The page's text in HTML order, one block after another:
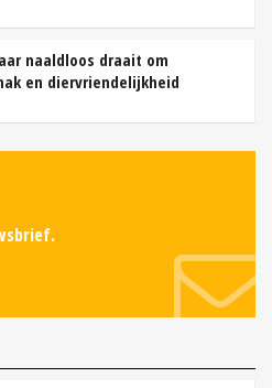
naaldloos draait om
en diervriendelijkheid